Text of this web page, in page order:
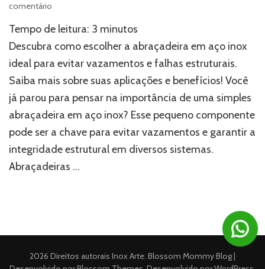
comentário
sabia?
A
em
aço
ideal
pode
evitar
vazamentos
e
falhas
Tempo de leitura: 3 minutos
Descubra como escolher a abraçadeira em aço inox
ideal para evitar vazamentos e falhas estruturais.
Saiba mais sobre suas aplicações e benefícios! Você
já parou para pensar na importância de uma simples
abraçadeira em aço inox? Esse pequeno componente
pode ser a chave para evitar vazamentos e garantir a
integridade estrutural em diversos sistemas.
Abraçadeiras …
2026 Direitos autorais Inox Arte. Blossom Mommy Blog |